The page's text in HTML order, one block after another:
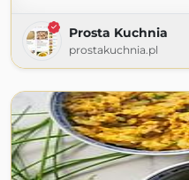
Prosta Kuchnia
prostakuchnia.pl